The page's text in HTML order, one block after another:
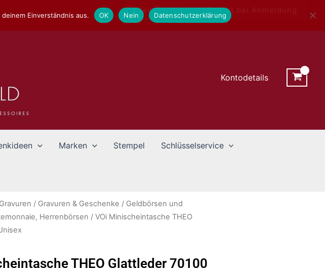
Newsletter - 10% Rabatt bei Anmeldung
Kontodetails
Marken Stempel Schlüsselservice
/ Gravuren & Geschenke / Geldbörsen und
Herrenbörsen / VOi Minischeintasche THEO
THEO Glattleder 70100
Einverständnis aus. OK Nein Datenschutzerklärung